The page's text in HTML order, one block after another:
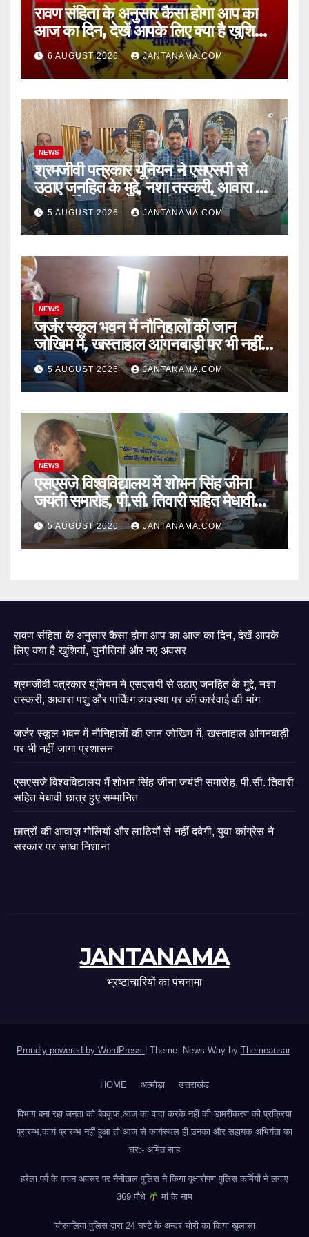
रावण संहिता के अनुसार कैसा होगा आप का
आज का दिन, देखें आपके लिए क्या है खुशियां,
चुनौतियां और नए अवसर
6 AUGUST 2026 JANTANAMA.COM
NEWS
श्रमजीवी पत्रकार यूनियन ने एसएसपी से
उठाए जनहित के मुद्दे, नशा तस्करी, आवारा पशु
और पार्किंग व्यवस्था पर की कार्रवाई की मांग
5 AUGUST 2026 JANTANAMA.COM
NEWS
जर्जर स्कूल भवन में नौनिहालों की जान
जोखिम में, खस्ताहाल आंगनबाड़ी पर भी नहीं
जागा प्रशासन
5 AUGUST 2026 JANTANAMA.COM
NEWS
एसएसजे विश्वविद्यालय में शोभन सिंह जीना
जयंती समारोह, पी.सी. तिवारी सहित मेधावी
छात्र हुए सम्मानित
5 AUGUST 2026 JANTANAMA.COM
रावण संहिता के अनुसार कैसा होगा आप का आज का दिन, देखें आपके
लिए क्या है खुशियां, चुनौतियां और नए अवसर
श्रमजीवी पत्रकार यूनियन ने एसएसपी से उठाए जनहित के मुद्दे, नशा
तस्करी, आवारा पशु और पार्किंग व्यवस्था पर की कार्रवाई की मांग
जर्जर स्कूल भवन में नौनिहालों की जान जोखिम में, खस्ताहाल आंगनबाड़ी
पर भी नहीं जागा प्रशासन
एसएसजे विश्वविद्यालय में शोभन सिंह जीना जयंती समारोह, पी.सी. तिवारी
सहित मेधावी छात्र हुए सम्मानित
छात्रों की आवाज़ गोलियों और लाठियों से नहीं दबेगी, युवा कांग्रेस ने
सरकार पर साधा निशाना
JANTANAMA
भ्रष्टाचारियों का पंचनामा
Proudly powered by WordPress Theme: News Way by Themeansar.
HOME अल्मोड़ा उत्तराखंड
विभाग बना रहा जनता को बेवकूफ,आज का वादा करके नहीं की डामरीकरण की प्रक्रिया
प्रारम्भ,कार्य प्रारम्भ नहीं हुआ तो आज से कार्यस्थल ही उनका और सहायक अभियंता का
घर:- अमित साह
हरेला पर्व के पावन अवसर पर नैनीताल पुलिस ने किया वृक्षारोपण पुलिस कर्मियों ने लगाए
369 पौधे
मां के नाम
चोरगलिया पुलिस द्वारा 24 घण्टे के अन्दर चोरी का किया खुलासा